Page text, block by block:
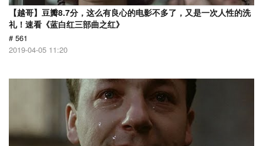
【越哥】豆瓣8.7分，这么有良心的电影不多了，又是一次人性的洗
礼！速看《蓝白红三部曲之红》
# 561
2019-04-05 11:20